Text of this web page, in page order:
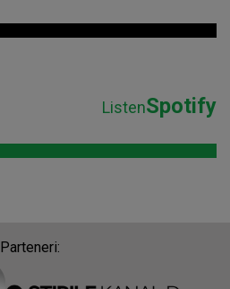
ListenSpotify
Parteneri: